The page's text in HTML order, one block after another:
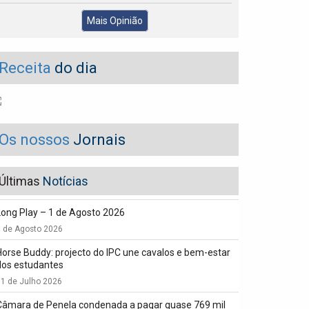
Mais Opinião
do dia
nossos Jornais
Notícias
Play – 1 de Agosto 2026
de Agosto 2026
Buddy: projecto do IPC une cavalos e bem-estar
estudantes
de Julho 2026
de Penela condenada a pagar quase 769 mil